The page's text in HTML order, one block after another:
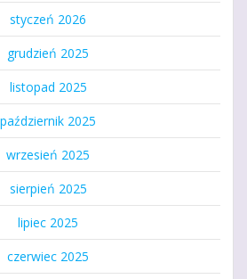
styczeń 2026
grudzień 2025
listopad 2025
październik 2025
wrzesień 2025
sierpień 2025
lipiec 2025
czerwiec 2025